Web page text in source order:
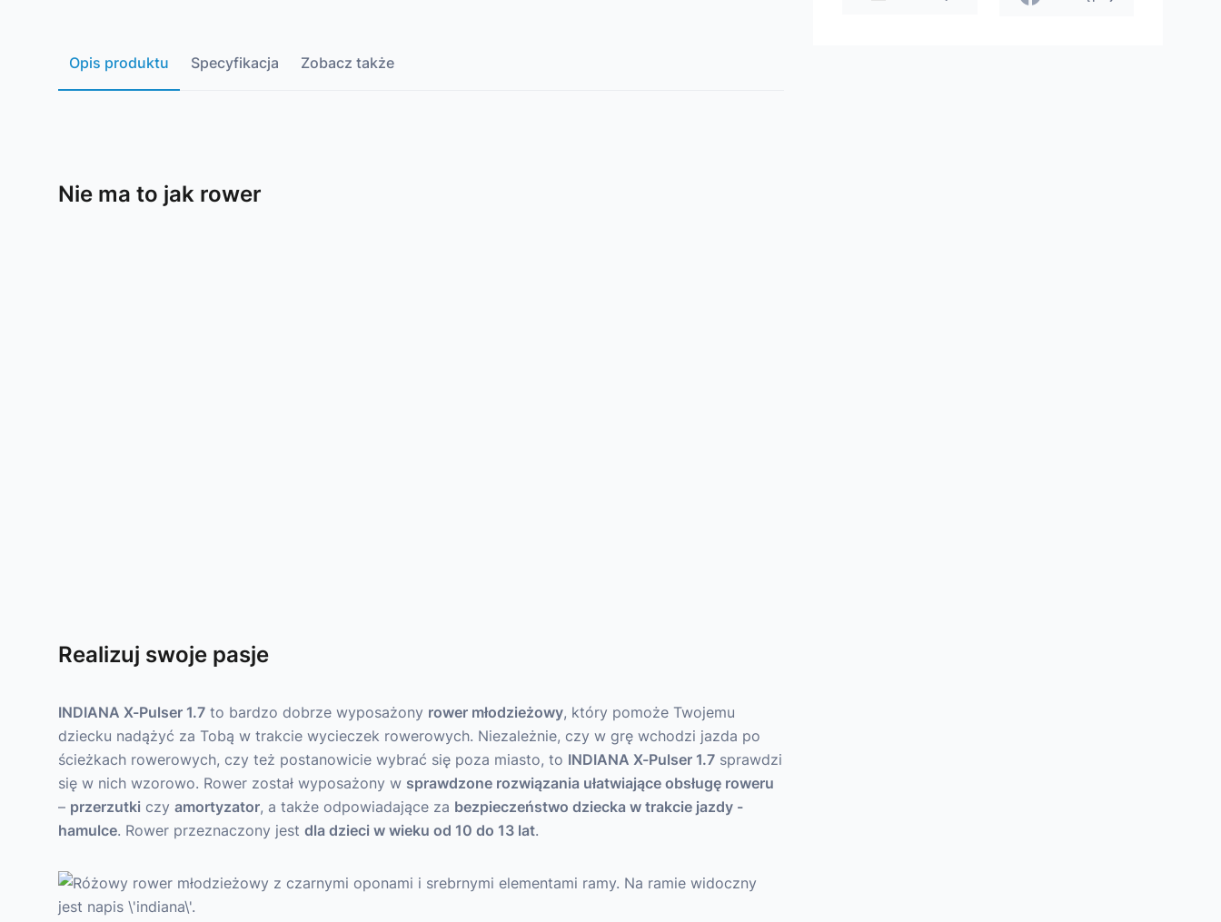
Opis produktu Specyfikacja Zobacz także
Nie ma to jak rower
Realizuj swoje pasje
INDIANA X-Pulser 1.7 to bardzo dobrze wyposażony rower młodzieżowy, który pomoże Twojemu
dziecku nadążyć za Tobą w trakcie wycieczek rowerowych. Niezależnie, czy w grę wchodzi jazda po
ścieżkach rowerowych, czy też postanowicie wybrać się poza miasto, to INDIANA X-Pulser 1.7 sprawdzi
się w nich wzorowo. Rower został wyposażony w sprawdzone rozwiązania ułatwiające obsługę roweru
– przerzutki czy amortyzator, a także odpowiadające za bezpieczeństwo dziecka w trakcie jazdy -
hamulce. Rower przeznaczony jest dla dzieci w wieku od 10 do 13 lat.